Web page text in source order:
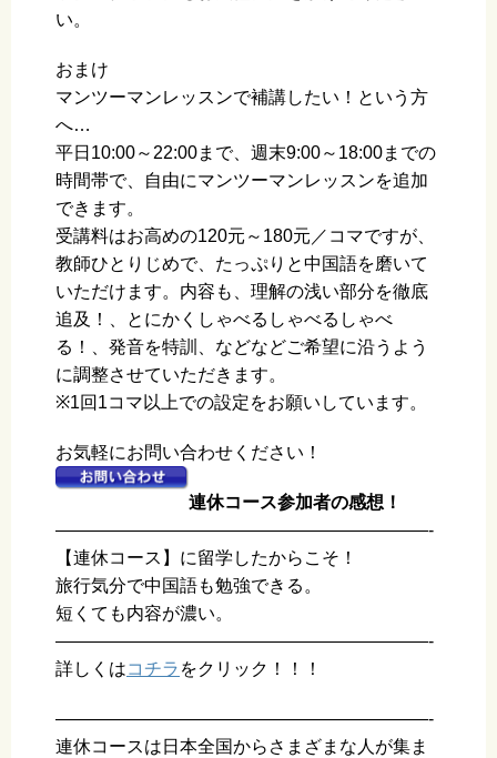
い。
おまけ
マンツーマンレッスンで補講したい！という方
へ…
平日10:00～22:00まで、週末9:00～18:00までの
時間帯で、自由にマンツーマンレッスンを追加
できます。
受講料はお高めの120元～180元／コマですが、
教師ひとりじめで、たっぷりと中国語を磨いて
いただけます。内容も、理解の浅い部分を徹底
追及！、とにかくしゃべるしゃべるしゃべ
る！、発音を特訓、などなどご希望に沿うよう
に調整させていただきます。
※1回1コマ以上での設定をお願いしています。
お気軽にお問い合わせください！
連休コース参加者の感想！
—————————————————————-
【連休コース】に留学したからこそ！
旅行気分で中国語も勉強できる。
短くても内容が濃い。
—————————————————————-
詳しくはコチラ をクリック！！！
—————————————————————-
連休コースは日本全国からさまざまな人が集ま